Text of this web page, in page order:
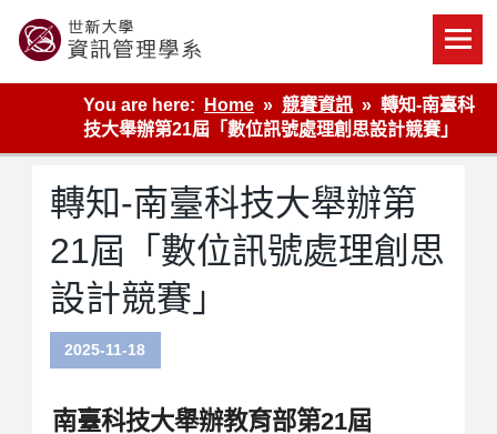
content
世新大學資管系網站
You are here:
Home 競賽資訊
轉知-南臺科
技大舉辦第21屆「數位訊號處理創思設計競賽」
轉知-南臺科技大舉辦第
21屆「數位訊號處理創思
設計競賽」
2025-11-18
南臺科技大舉辦教育部第21屆